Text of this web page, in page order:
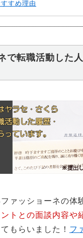
すめ理由
で転職活動した
ァッショーネの体
トとの面談内容や
もらいました！ フ